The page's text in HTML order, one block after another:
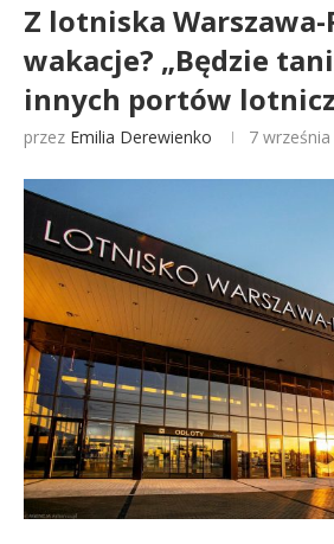
Z lotniska Warszawa-
wakacje? „Będzie
innych portów
przez Emilia Derewienko 7